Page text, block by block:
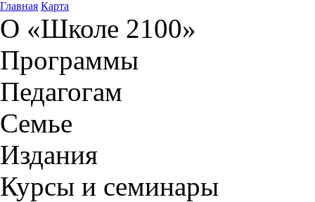
Главная Карта
О «Школе 2100»
Программы
Педагогам
Семье
Издания
Курсы и семинары